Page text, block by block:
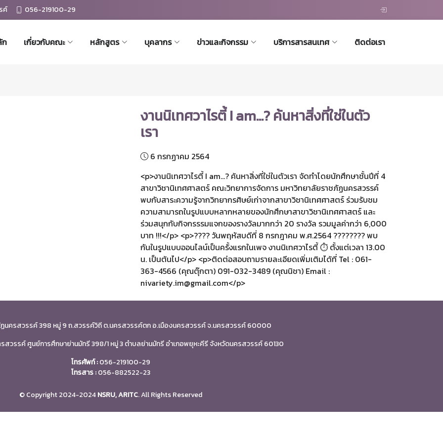
ค์ 056-219100-29
ก เกี่ยวกับคณะ หลักสูตร บุคลากร ข่าวและกิจกรรม บริการสารสนเทศ ติดต่อเรา
งานนิเทศวาไรตี้ I am...? ค้นหาสิ่งที่ใช่ในตัว
เรา
6 กรกฏาคม 2564
<p>งานนิเทศวาไรตี้ I am...? ค้นหาสิ่งที่ใช่ในตัวเรา จัดทำโดยนักศึกษาชั้นปีที่ 4
สาขาวิชานิเทศศาสตร์ คณะวิทยาการจัดการ มหาวิทยาลัยราชภัฏนครสวรรค์
พบกับสาระความรู้จากวิทยากรศิษย์เก่าจากสาขาวิชานิเทศศาสตร์ ร่วมรับชม
ความสามารถในรูปแบบหลากหลายของนักศึกษาสาขาวิชานิเทศศาสตร์ และ
ร่วมสนุกกับกิจกรรรมแจกของรางวัลมากกว่า 20 รางวัล รวมมูลค่ากว่า 6,000
บาท !!!</p> <p>???? วันพฤหัสบดีที่ 8 กรกฎาคม พ.ศ.2564 ???????? พบ
กันในรูปแบบออนไลน์เป็นครั้งแรกในเพจ งานนิเทศวาไรตี้ ⏱ ตั้งแต่เวลา 13.00
น. เป็นต้นไป</p> <p>ติดต่อสอบถามรายละเอียดเพิ่มเติมได้ที่ Tel : 061-
363-4566 (คุณตุ๊กตา) 091-032-3489 (คุณนิชา) Email :
nivariety.im@gmail.com</p>
นครสวรรค์ 398 หมู่ 9 ถ.สวรรค์วิถี ต.นครสวรรค์ตก อ.เมืองนครสวรรค์ จ.นครสวรรค์ 60000
สวรรค์ ศูนย์การศึกษาย่านมัทรี 398/1 หมู่ 3 ตำบลย่านมัทรี อำเภอพยุหะคีรี จังหวัดนครสวรรค์ 60130
โทรศัพท์ :056-219100-29
โทรสาร :056-882522-23
© Copyright 2024-2024NSRU, ARITC. All Rights Reserved